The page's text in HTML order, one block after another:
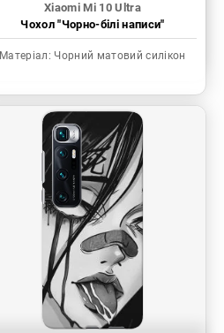
Xiaomi Mi 10 Ultra
Чохол "Чорно-білі написи"
Матеріал: Чорний матовий силікон